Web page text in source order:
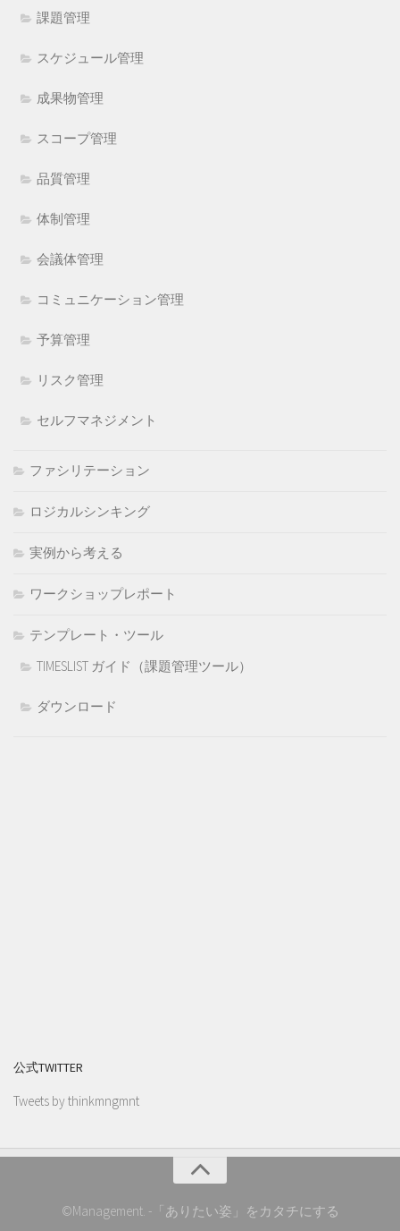
課題管理
スケジュール管理
成果物管理
スコープ管理
品質管理
体制管理
会議体管理
コミュニケーション管理
予算管理
リスク管理
セルフマネジメント
ファシリテーション
ロジカルシンキング
実例から考える
ワークショップレポート
テンプレート・ツール
TIMESLIST ガイド（課題管理ツール）
ダウンロード
公式TWITTER
Tweets by thinkmngmnt
©Management. -「ありたい姿」をカタチにする